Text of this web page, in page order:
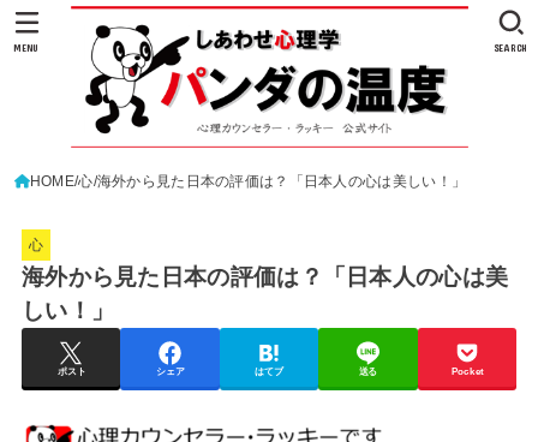
SEARCH
MENU
HOME 心 海外から見た日本の評価は？「日本人の心は美しい！」
心
海外から見た日本の評価は？「日本人の心は美
しい！」
ポスト シェア はてブ 送る Pocket